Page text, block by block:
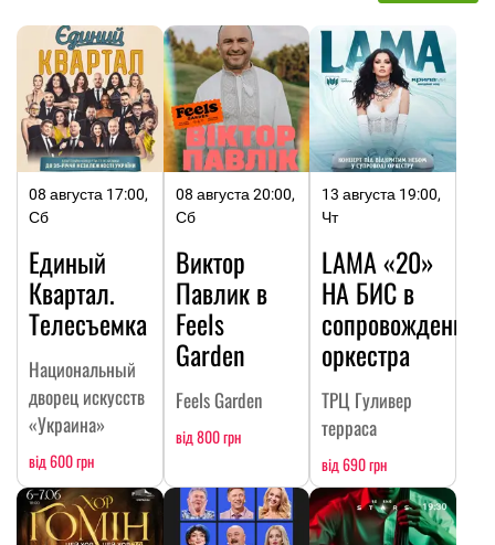
08 августа 17:00,
Сб
Единый
Квартал.
Телесъемка
Национальный
дворец искусств
«Украина»
від 600 грн
08 августа 20:00,
Сб
Виктор
Павлик в
Feels
Garden
Feels Garden
від 800 грн
13 августа 19:00,
Чт
LAMA «20»
НА БИC в
сопровождении
оркестра
ТРЦ Гуливер
терраса
від 690 грн